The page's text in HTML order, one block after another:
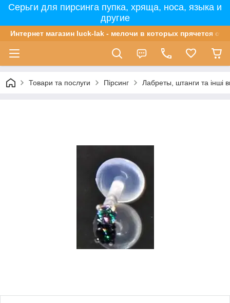
Серьги для пирсинга пупка, хряща, носа, языка и
другие
Интернет магазин luck-lak - мелочи в которых прячется
Товари та послуги Пірсинг Лабреты, штанги та інші